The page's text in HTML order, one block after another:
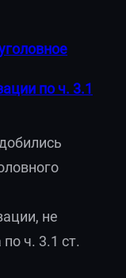
по ч. 3.1
не
ч. 3.1 ст.